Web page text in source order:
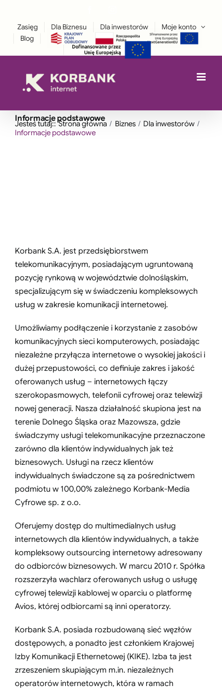
zawartości
Zasięg Dla Biznesu Dla inwestorów
Moje konto
Blog
Informacje podstawowe
Jesteś tutaj:: Strona główna Biznes
Dla inwestorów
Informacje podstawowe
Korbank S.A. jest przedsiębiorstwem
telekomunikacyjnym, posiadającym ugruntowaną
pozycję rynkową w województwie dolnośląskim,
specjalizującym się w świadczeniu kompleksowych
usług w zakresie komunikacji internetowej.
Umożliwiamy podłączenie i korzystanie z zasobów
komunikacyjnych sieci komputerowych, posiadając
niezależne przyłącza internetowe o wysokiej jakości i
dużej przepustowości, co definiuje zakres i jakość
oferowanych usług – internetowych łączy
szerokopasmowych, telefonii cyfrowej oraz telewizji
nowej generacji. Nasza działalność skupiona jest na
terenie Dolnego Śląska oraz Mazowsza, gdzie
świadczymy usługi telekomunikacyjne przeznaczone
zarówno dla klientów indywidualnych jak też
biznesowych. Usługi na rzecz klientów
indywidualnych świadczone są za pośrednictwem
podmiotu w 100,00% zależnego Korbank-Media
Cyfrowe sp. z o.o.
Oferujemy dostęp do multimedialnych usług
internetowych dla klientów indywidualnych, a także
kompleksowy outsourcing internetowy adresowany
do odbiorców biznesowych. W marcu 2010 r. Spółka
rozszerzyła wachlarz oferowanych usług o usługę
cyfrowej telewizji kablowej w oparciu o platformę
Avios, której odbiorcami są inni operatorzy.
Korbank S.A. posiada rozbudowaną sieć węzłów
dostępowych, a ponadto jest członkiem Krajowej
Izby Komunikacji Ethernetowej (KIKE). Izba ta jest
zrzeszeniem skupiającym m.in. niezależnych
operatorów internetowych, która w ramach